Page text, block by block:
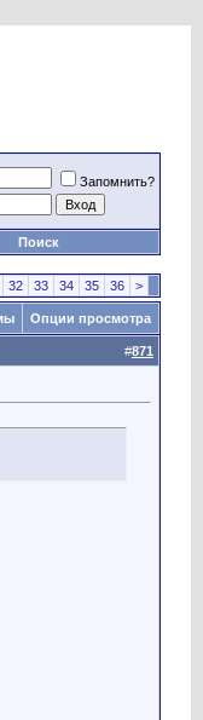
Запомнить?
Поиск
32 33 34 35 36 >
Опции просмотра
#871